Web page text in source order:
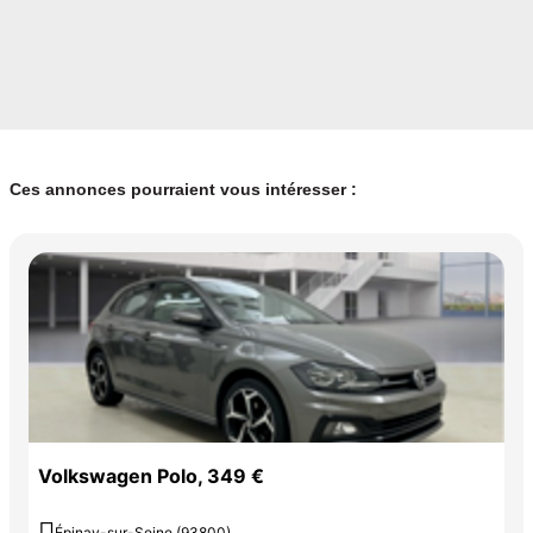
Ces annonces pourraient vous intéresser :
Volkswagen Polo, 349 €